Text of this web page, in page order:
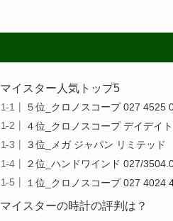
マイスター人気トップ5
５位_クロノスコープ 027 4525
４位_クロノスコープ デイデイ
３位_メガ ジャパン リミテッド
２位_ハンドワインド 027/
１位_クロノスコープ 027 4024
マイスターの時計の評判は？